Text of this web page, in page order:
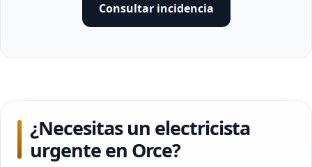
Consultar incidencia
¿Necesitas un electricista
urgente en Orce?